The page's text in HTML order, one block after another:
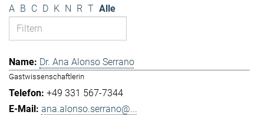
A B C D K N R T Alle
Dr. Ana Alonso Serrano
Gastwissenschaftlerin
+49 331 567-7344
ana.alonso.serrano@...